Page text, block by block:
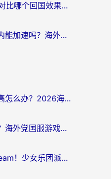
穿梭VPN和海牛VPN对比哪个回国效果更好？海外华人亲测3款热门加速器+避坑指南
在国外用加速器对国内能加速吗？海外党亲测有效的无缝访问指南
国外战双帕弥什延迟高怎么办？2026海外畅玩国服游戏终极指南（附实测工具推荐）
台湾怎么玩永恒联盟？海外党国服游戏加速器选择全攻略（附3大热门游戏实测）
海外党福音：解决Dream！少女乐团派对！国外延迟的实用指南，附北美英国游戏加速方案